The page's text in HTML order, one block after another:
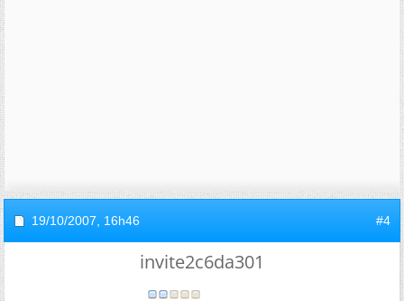
19/10/2007, 16h46 #4
invite2c6da301